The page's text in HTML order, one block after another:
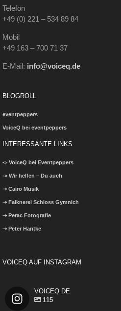
Telefon
+49 (0) 221 – 534 89 84
Mobil
+49 163 – 700 71 37
E-Mail: info@voiceq.de
BLOGROLL
eventpeppers
VoiceQ bei eventpeppers
INTERESSANTE LINKS
-> VoiceQ bei Eventpeppers
-> Wir helfen – Du auch
⇢ Cairo Musik
⇢ Falknerei Schloss Gymnich
⇢ Perac Fotografie
⇢ Peter Hantke
VOICEQ AUF INSTAGRAM
VOICEQ.DE
115